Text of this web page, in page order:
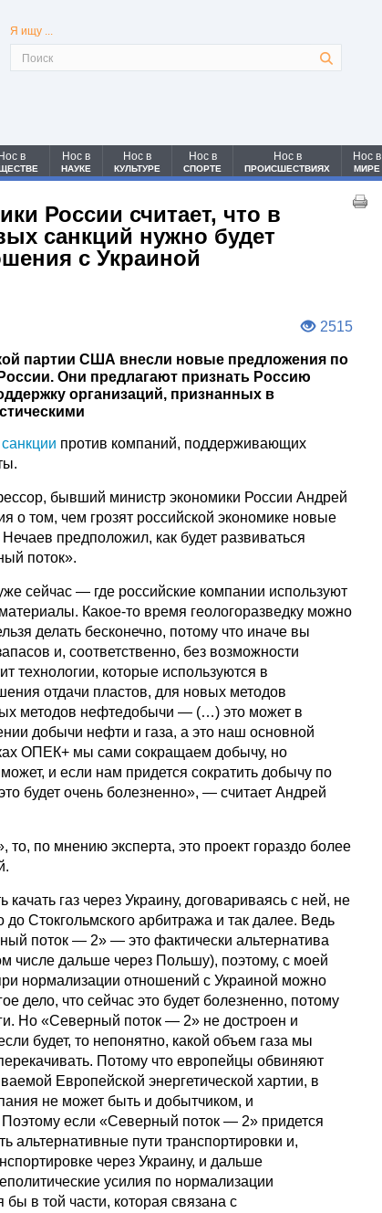
Я ищу ...
Нос в Нос в
НАУКЕ
Нос в
КУЛЬТУРЕ
Нос в
СПОРТЕ
Нос в
ПРОИСШЕСТВИЯХ
Нос в
МИРЕ
России считает, что в
санкций нужно будет
с Украиной
2515
партии США внесли новые предложения по
Они предлагают признать Россию
организаций, признанных в
против компаний, поддерживающих
бывший министр экономики России Андрей
о том, чем грозят российской экономике новые
предположил, как будет развиваться
поток».
сейчас — где российские компании используют
Какое-то время геологоразведку можно
делать бесконечно, потому что иначе вы
и, соответственно, без возможности
технологии, которые используются в
отдачи пластов, для новых методов
методов нефтедобычи — (…) это может в
добычи нефти и газа, а это наш основной
ОПЕК+ мы сами сокращаем добычу, но
и если нам придется сократить добычу по
будет очень болезненно», — считает Андрей
то, по мнению эксперта, это проект гораздо более
газ через Украину, договариваясь с ней, не
Стокгольмского арбитража и так далее. Ведь
поток — 2» — это фактически альтернатива
числе дальше через Польшу), поэтому, с моей
нормализации отношений с Украиной можно
дело, что сейчас это будет болезненно, потому
Но «Северный поток — 2» не достроен и
будет, то непонятно, какой объем газа мы
Потому что европейцы обвиняют
Европейской энергетической хартии, в
не может быть и добытчиком, и
если «Северный поток — 2» придется
альтернативные пути транспортировки и,
через Украину, и дальше
усилия по нормализации
в той части, которая связана с